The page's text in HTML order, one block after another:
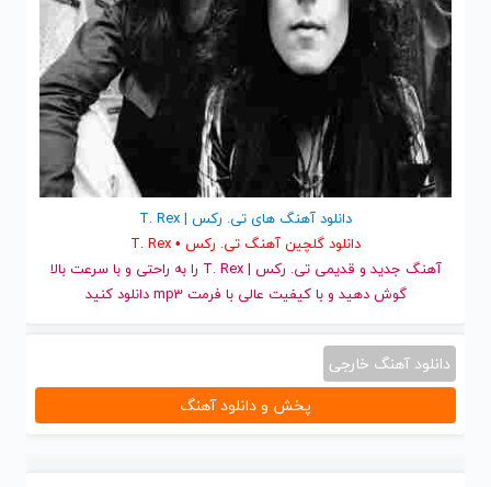
دانلود آهنگ های تی. رکس | T. Rex
دانلود گلچین آهنگ تی. رکس • T. Rex
آهنگ جدید
و قدیمی تی. رکس | T. Rex را به راحتی و با سرعت بالا
گوش دهید و با کیفیت عالی با فرمت mp3 دانلود کنید
دانلود آهنگ خارجی
پخش و دانلود آهنگ